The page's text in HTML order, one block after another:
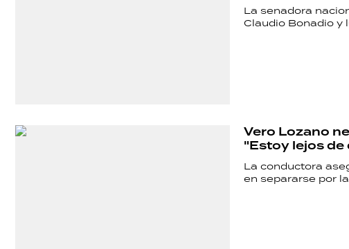
La senadora
Claudio Bonadio y
Vero Lozano
"Estoy lejos
La conductora
en separarse por